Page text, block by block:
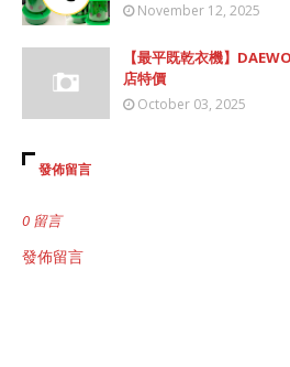
November 12, 2025
【最平既乾衣機】
店特價
October 03, 2025
發佈留言
0 留言
發佈留言